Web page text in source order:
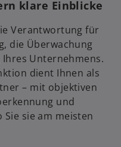
klare Einblicke
Verantwortung für
die Überwachung
Unternehmens.
dient Ihnen als
– mit objektiven
und
sie am meisten